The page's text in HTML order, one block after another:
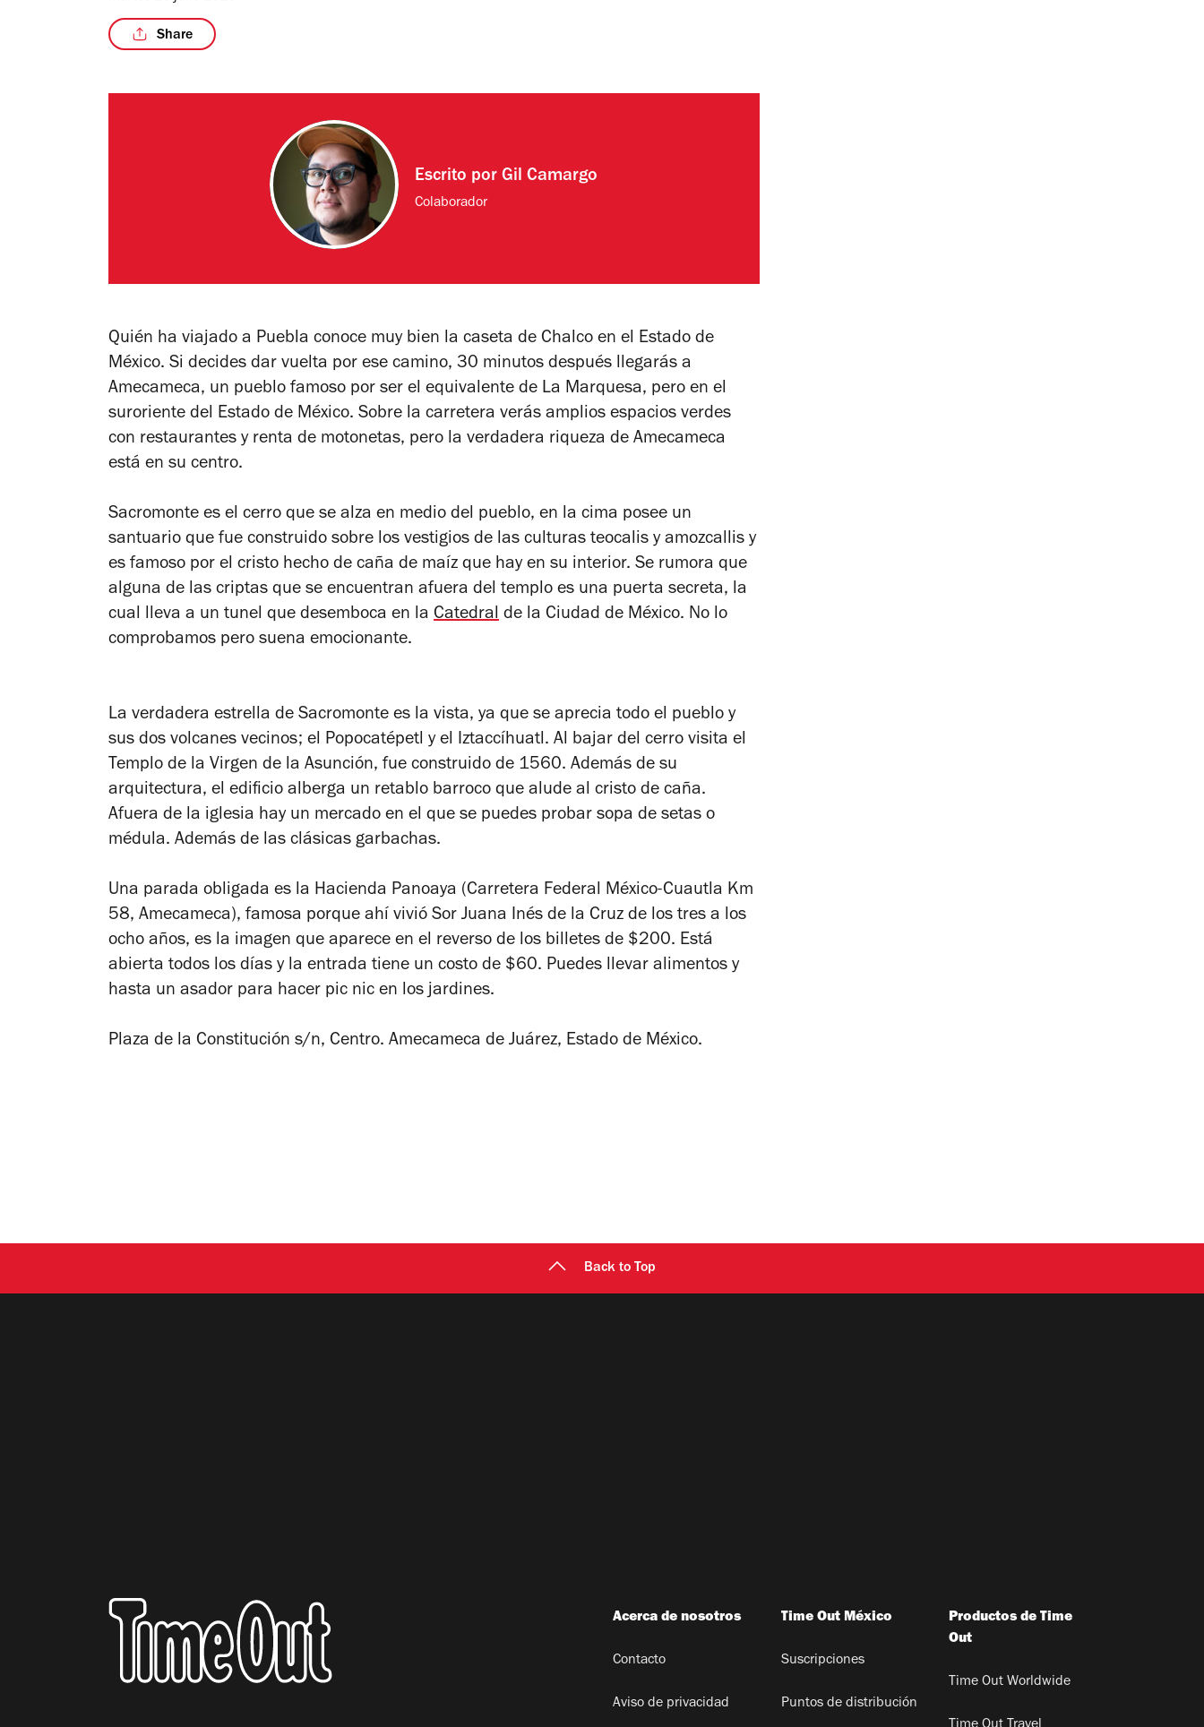
Share
Escrito porGil Camargo
Colaborador
Quién ha viajado a Puebla conoce muy bien la caseta de Chalco en el Estado de
México. Si decides dar vuelta por ese camino, 30 minutos después llegarás a
Amecameca, un pueblo famoso por ser el equivalente de La Marquesa, pero en el
suroriente del Estado de México. Sobre la carretera verás amplios espacios verdes
con restaurantes y renta de motonetas, pero la verdadera riqueza de Amecameca
está en su centro.
Sacromonte es el cerro que se alza en medio del pueblo, en la cima posee un
santuario que fue construido sobre los vestigios de las culturas teocalis y amozcallis y
es famoso por el cristo hecho de caña de maíz que hay en su interior. Se rumora que
alguna de las criptas que se encuentran afuera del templo es una puerta secreta, la
cual lleva a un tunel que desemboca en la Catedral de la Ciudad de México. No lo
comprobamos pero suena emocionante.
La verdadera estrella de Sacromonte es la vista, ya que se aprecia todo el pueblo y
sus dos volcanes vecinos; el Popocatépetl y el Iztaccíhuatl. Al bajar del cerro visita el
Templo de la Virgen de la Asunción, fue construido de 1560. Además de su
arquitectura, el edificio alberga un retablo barroco que alude al cristo de caña.
Afuera de la iglesia hay un mercado en el que se puedes probar sopa de setas o
médula. Además de las clásicas garbachas.
Una parada obligada es la Hacienda Panoaya (Carretera Federal México-Cuautla Km
58, Amecameca), famosa porque ahí vivió Sor Juana Inés de la Cruz de los tres a los
ocho años, es la imagen que aparece en el reverso de los billetes de $200. Está
abierta todos los días y la entrada tiene un costo de $60. Puedes llevar alimentos y
hasta un asador para hacer pic nic en los jardines.
Plaza de la Constitución s/n, Centro. Amecameca de Juárez, Estado de México.
Back to Top
Acerca de nosotros
Contacto
Aviso de privacidad
Time Out México
Suscripciones
Puntos de distribución
Productos de Time
Out
Time Out Worldwide